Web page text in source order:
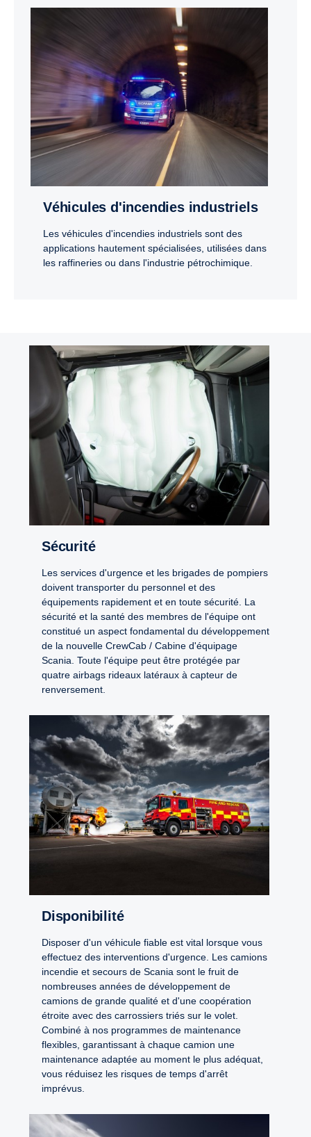
Véhicules d'incendies industriels
Les véhicules d'incendies industriels sont des
applications hautement spécialisées, utilisées dans
les raffineries ou dans l'industrie pétrochimique.
Sécurité
Les services d'urgence et les brigades de pompiers
doivent transporter du personnel et des
équipements rapidement et en toute sécurité. La
sécurité et la santé des membres de l'équipe ont
constitué un aspect fondamental du développement
de la nouvelle CrewCab / Cabine d'équipage
Scania. Toute l'équipe peut être protégée par
quatre airbags rideaux latéraux à capteur de
renversement.
Disponibilité
Disposer d'un véhicule fiable est vital lorsque vous
effectuez des interventions d'urgence. Les camions
incendie et secours de Scania sont le fruit de
nombreuses années de développement de
camions de grande qualité et d'une coopération
étroite avec des carrossiers triés sur le volet.
Combiné à nos programmes de maintenance
flexibles, garantissant à chaque camion une
maintenance adaptée au moment le plus adéquat,
vous réduisez les risques de temps d'arrêt
imprévus.